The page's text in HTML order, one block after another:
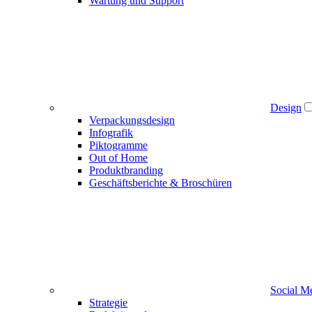
Design
Verpackungsdesign
Infografik
Piktogramme
Out of Home
Produktbranding
Geschäftsberichte & Broschüren
Social
Strategie